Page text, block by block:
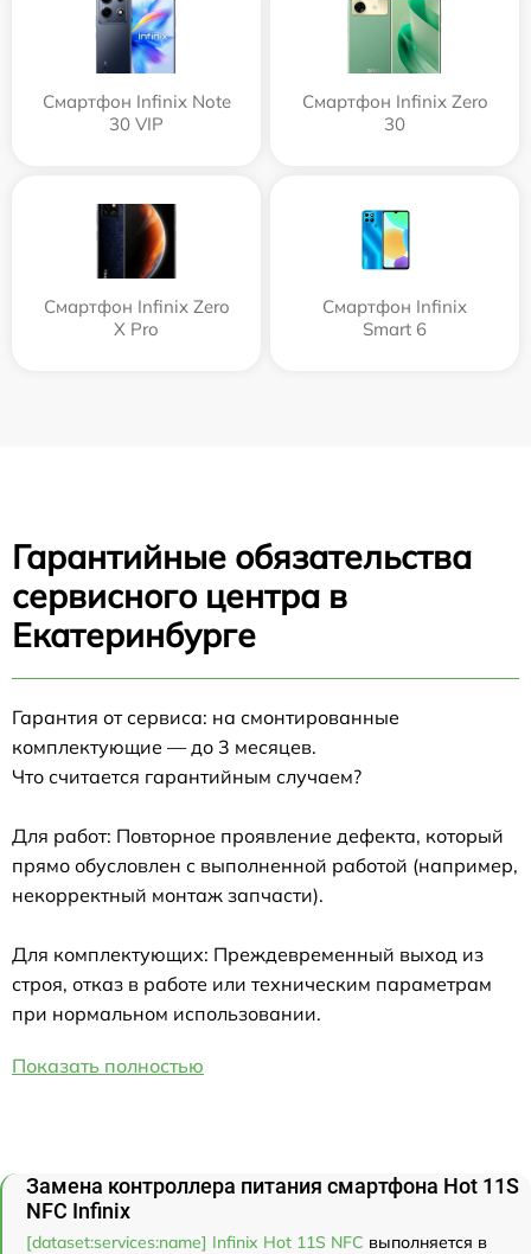
Смартфон Infinix Note
30 VIP
Смартфон Infinix Zero
30
Смартфон Infinix Zero
X Pro
Смартфон Infinix
Smart 6
Гарантийные обязательства
сервисного центра в
Екатеринбурге
Гарантия от сервиса: на смонтированные
комплектующие — до 3 месяцев.
Что считается гарантийным случаем?
Для работ: Повторное проявление дефекта, который
прямо обусловлен с выполненной работой (например,
некорректный монтаж запчасти).
Для комплектующих: Преждевременный выход из
строя, отказ в работе или техническим параметрам
при нормальном использовании.
Показать полностью
Замена контроллера питания смартфона Hot 11S
NFC Infinix
[dataset:services:name] Infinix Hot 11S NFC выполняется в